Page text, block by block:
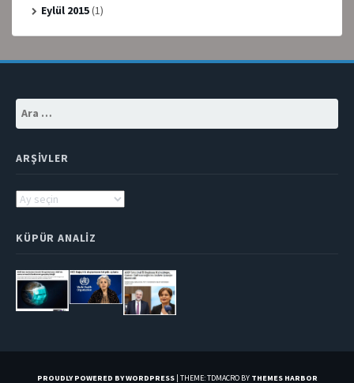
Eylül 2015(1)
ARŞIVLER
Arşivler
KÜPÜR ANALIZ
PROUDLY POWERED BY WORDPRESS | THEME: TDMACRO BY THEMES HARBOR